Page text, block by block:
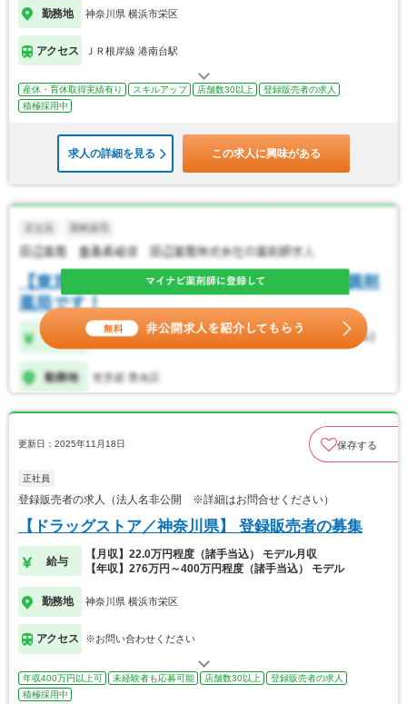
勤務地 神奈川県 横浜市栄区
アクセス ＪＲ根岸線 港南台駅
産休・育休取得実績有り スキルアップ 店舗数30以上
登録販売者の求人
積極採用中
求人の詳細を見る この求人に興味がある
更新日：2025年11月18日 保存する
正社員
登録販売者の求人（法人名非公開 ※詳細はお問合せください）
【ドラッグストア／神奈川県】 登録販売者の募集
給与
【月収】22.0万円程度（諸手当込） モデル月収
【年収】276万円～400万円程度（諸手当込） モデル
勤務地 神奈川県 横浜市栄区
アクセス ※お問い合わせください
年収400万円以上可 未経験者も応募可能 店舗数30以上
登録販売者の求人
積極採用中